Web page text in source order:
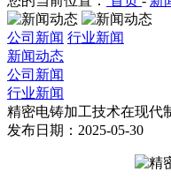
公司新闻 行业新闻
新闻动态
公司新闻
行业新闻
精密电铸加工技术在现代
发布日期：2025-05-30